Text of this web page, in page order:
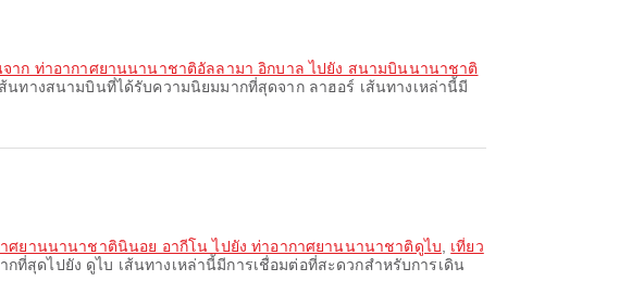
จาก ท่าอากาศยานนานาชาติอัลลามา อิกบาล ไปยัง สนามบินนานาชาติ
นทางสนามบินที่ได้รับความนิยมมากที่สุดจาก ลาฮอร์ เส้นทางเหล่านี้มี
าศยานนานาชาตินินอย อากีโน ไปยัง ท่าอากาศยานนานาชาติดูไบ
เที่ยว
ที่สุดไปยัง ดูไบ เส้นทางเหล่านี้มีการเชื่อมต่อที่สะดวกสำหรับการเดิน